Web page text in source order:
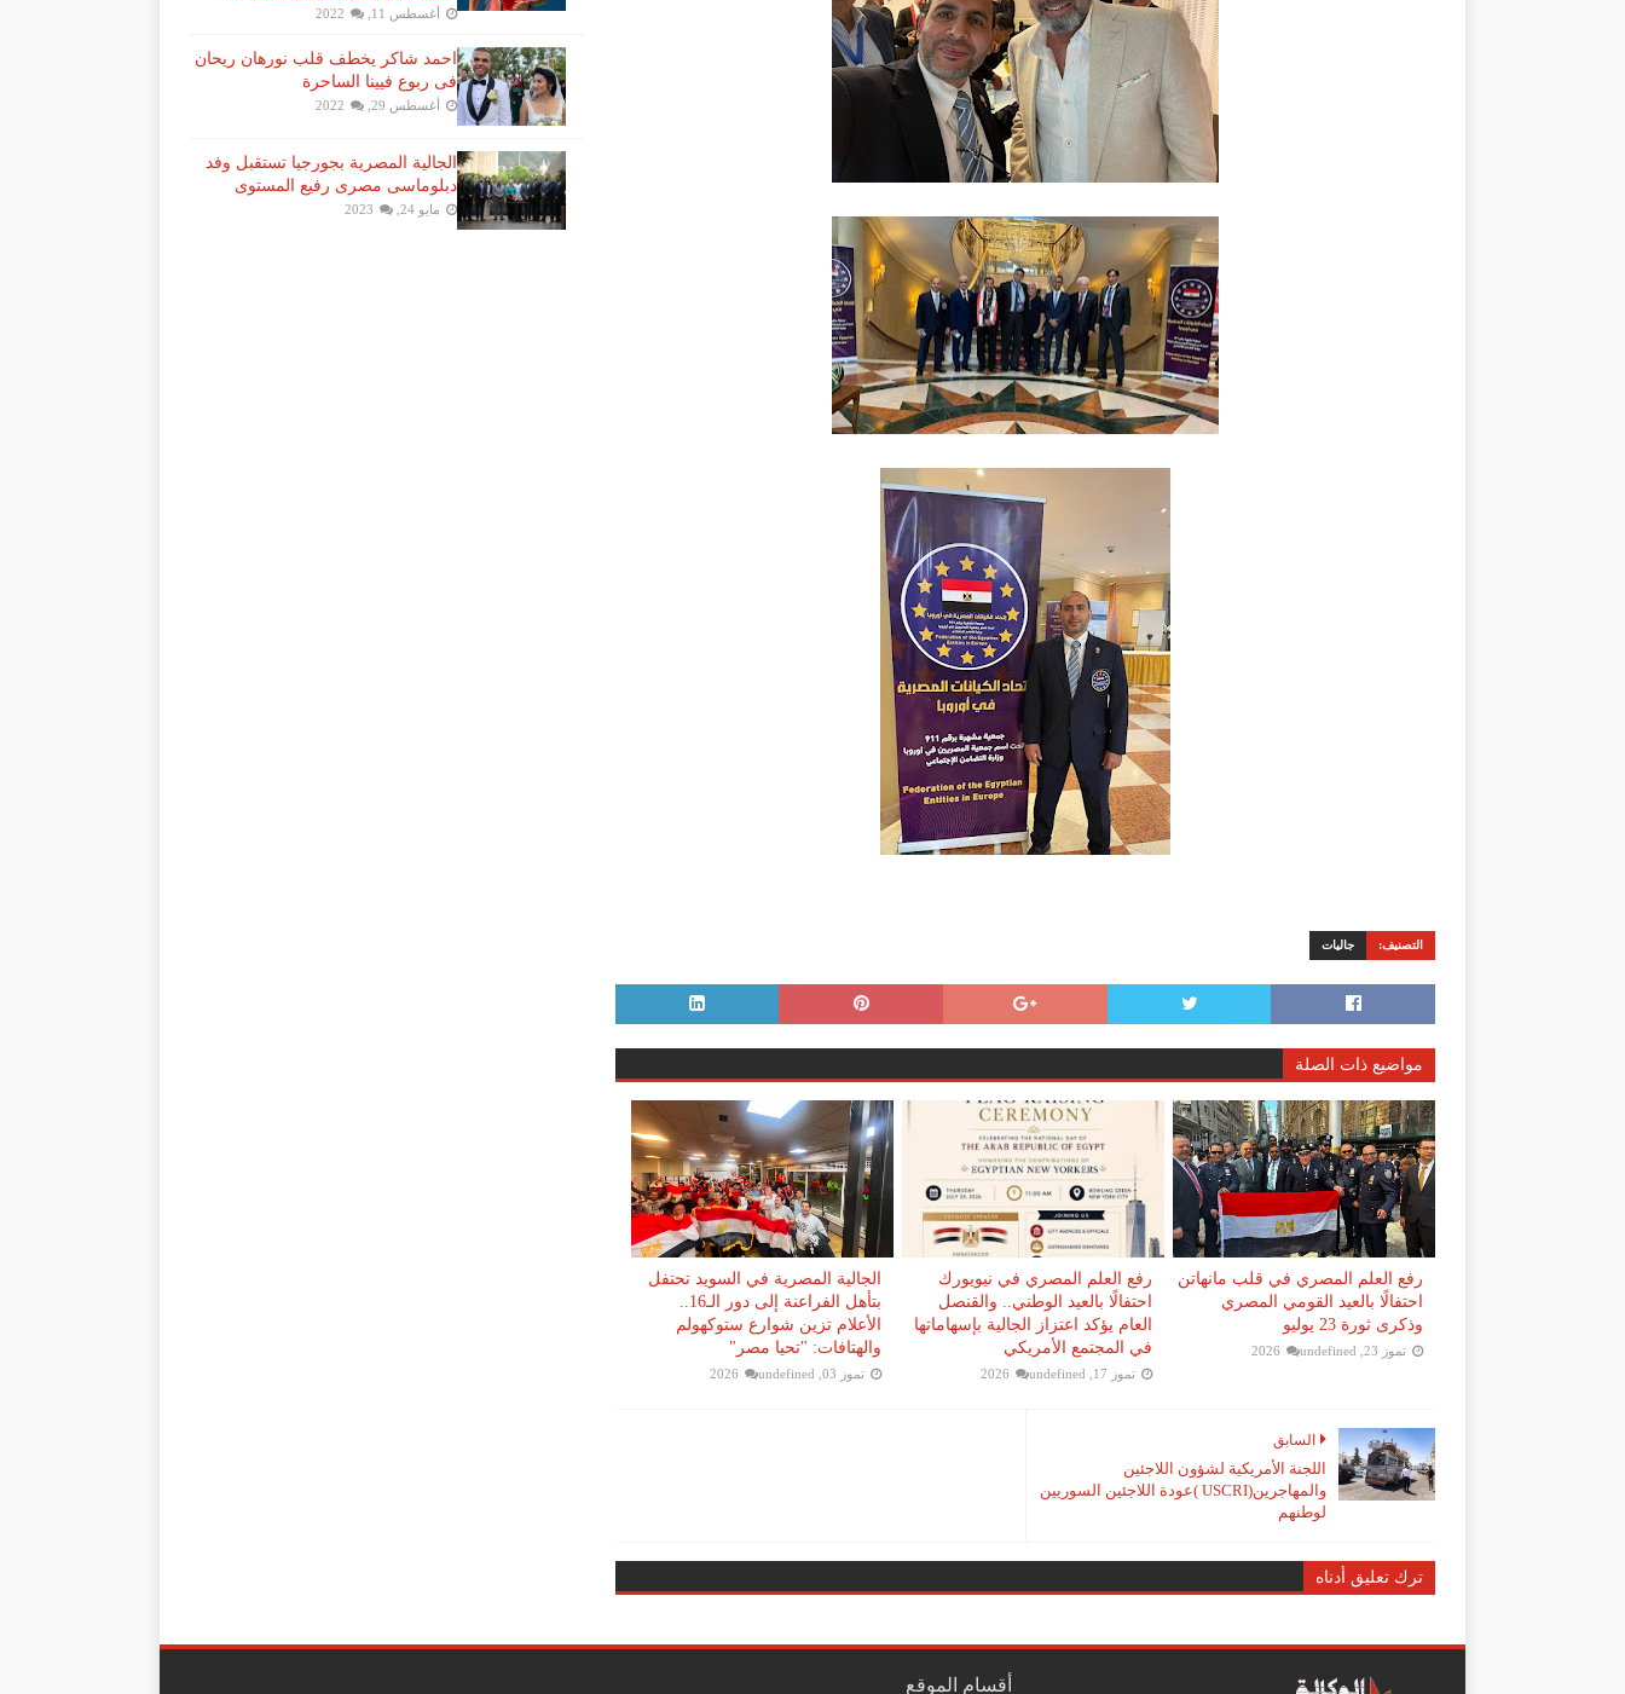
التصنيف: جاليات
مواضيع ذات الصلة
رفع العلم المصري في قلب مانهاتن
احتفالًا بالعيد القومي المصري
وذكرى ثورة 23 يوليو
تموز 23, 2026 undefined
رفع العلم المصري في نيويورك
احتفالًا بالعيد الوطني.. والقنصل
العام يؤكد اعتزاز الجالية بإسهاماتها
في المجتمع الأمريكي
تموز 17, 2026 undefined
الجالية المصرية في السويد تحتفل
بتأهل الفراعنة إلى دور الـ16..
الأعلام تزين شوارع ستوكهولم
والهتافات: "تحيا مصر"
تموز 03, 2026 undefined
السابق
اللجنة الأمريكية لشؤون اللاجئين
والمهاجرين(USCRI )عودة اللاجئين السوريين
لوطنهم
ترك تعليق أدناه
أغسطس 11, 2022
احمد شاكر يخطف قلب نورهان ريحان
فى ربوع فيينا الساحرة
أغسطس 29, 2022
الجالية المصرية بجورجيا تستقبل وفد
دبلوماسى مصرى رفيع المستوى
مايو 24, 2023
أقسام الموقع